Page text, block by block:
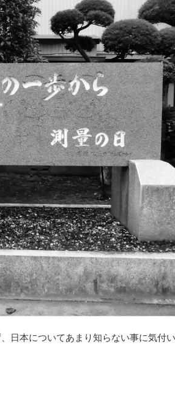
日本についてあまり知らない事に気付